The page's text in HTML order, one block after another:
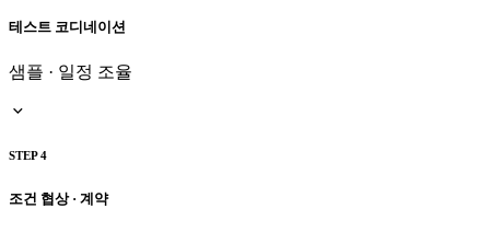
테스트 코디네이션
샘플 · 일정 조율
STEP 4
조건 협상 · 계약